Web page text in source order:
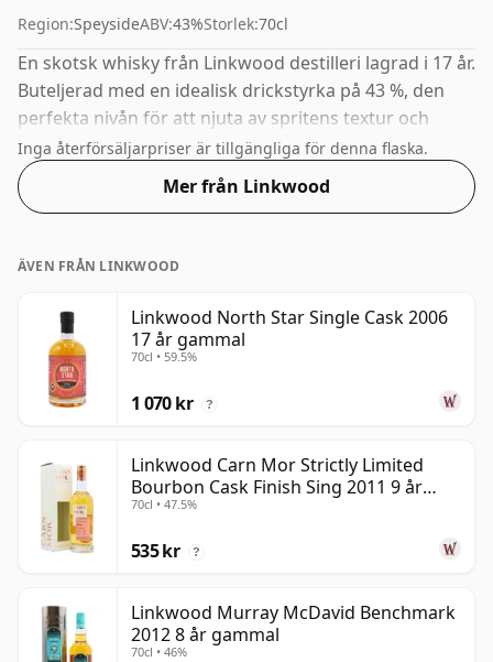
Region:SpeysideABV:43%Storlek:70cl
En skotsk whisky från Linkwood destilleri lagrad i 17 år.
Buteljerad med en idealisk drickstyrka på 43 %, den
perfekta nivån för att njuta av spritens textur och
munkänsla.
Inga återförsäljarpriser är tillgängliga för denna flaska.
Mer från Linkwood
ÄVEN FRÅN LINKWOOD
Linkwood North Star Single Cask 2006
17 år gammal
70cl • 59.5%
1 070 kr ?
Linkwood Carn Mor Strictly Limited
Bourbon Cask Finish Sing 2011 9 år
gammal
70cl • 47.5%
535 kr ?
Linkwood Murray McDavid Benchmark
2012 8 år gammal
70cl • 46%